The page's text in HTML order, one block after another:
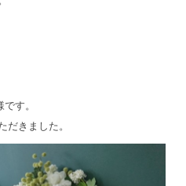
す。
だきました。